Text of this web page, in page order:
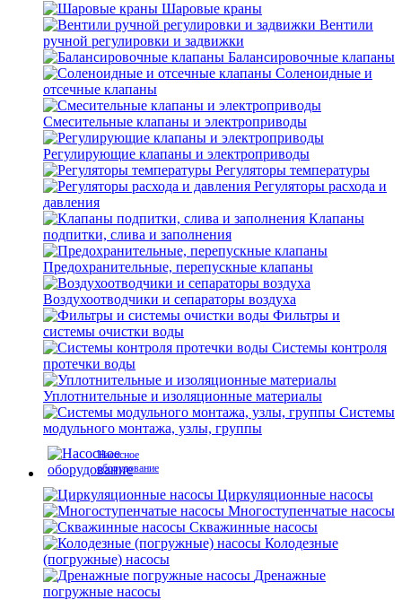
Шаровые краны
Вентили
ручной регулировки и задвижки
Балансировочные клапаны
Соленоидные и
отсечные клапаны
Смесительные клапаны и электроприводы
Регулирующие клапаны и электроприводы
Регуляторы температуры
Регуляторы расхода и
давления
Клапаны
подпитки, слива и заполнения
Предохранительные, перепускные клапаны
Воздухоотводчики и сепараторы воздуха
Фильтры и
системы очистки воды
Системы контроля
протечки воды
Уплотнительные и изоляционные материалы
Системы
модульного монтажа, узлы, группы
Насосное
оборудование
Циркуляционные насосы
Многоступенчатые насосы
Скважинные насосы
Колодезные
(погружные) насосы
Дренажные
погружные насосы